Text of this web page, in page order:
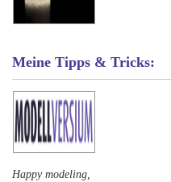
Meine Tipps & Tricks:
Happy modeling,